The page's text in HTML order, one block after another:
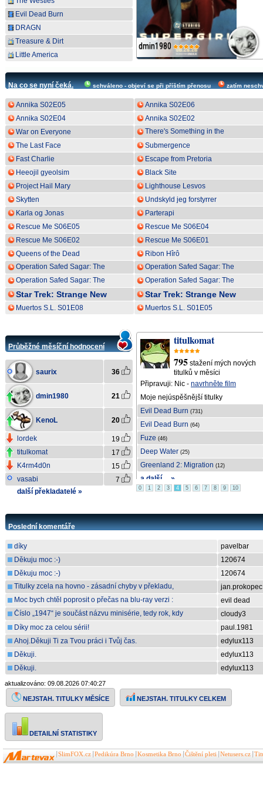
Evil Dead Burn
DRAGN
Treasure & Dirt
Little America
dmin1980 dmin1980
Na co se nyní čeká. schváleno - objeví se při příštím přenosu zatím
Annika S02E05
Annika S02E06
Annika S02E04
Annika S02E02
War on Everyone
There's Something in the
Barn
The Last Face
Submergence
Fast Charlie
Escape from Pretoria
Heeojil gyeolsim
Black Site
Project Hail Mary
Lighthouse Lesvos
Skytten
Undskyld jeg forstyrrer
Karla og Jonas
Parterapi
Rescue Me S06E05
Rescue Me S06E04
Rescue Me S06E02
Rescue Me S06E01
Queens of the Dead
Ribon Hîrô
Operation Safed Sagar: The
Highest Air Force Mission
S01E06
Operation Safed Sagar: The
Highest Air Force Mission
S01E05
Operation Safed Sagar: The
Highest Air Force Mission
S01E03
Operation Safed Sagar: The
Highest Air Force Mission
S01E02
Star Trek: Strange New
Worlds S04E03
Star Trek: Strange New
Worlds S04E03
Muertos S.L. S01E08 Muertos S.L. S01E05
Průběžné měsíční hodnocení
saurix 36
dmin1980 21
KenoL 20
lordek
19
titulkomat
17
K4rm4d0n
15
vasabi
7
další překladatelé »
saurix
809
titulků v měsíci
Připravuji:
Lucky Strike
Moje nejúspěšnější titulky
The Odyssey
Backrooms
The Odyssey
The Death of Robin Hood
The Dark S01E04
a další ... »
titulkomat
795 stažení mých nových
titulků v měsíci
Připravuji: Nic - navrhněte film
Moje nejúspěšnější titulky
Evil Dead Burn (731)
Evil Dead Burn (64)
Fuze (46)
Deep Water (25)
Greenland 2: Migration (12)
a další ... »
0 1 2 3 4 5 6 7 8 9 10
Poslední komentáře
díky
pavelbar
Děkuju moc :-)
120674
Děkuju moc :-)
120674
Titulky zcela na hovno - zásadní chyby v překladu,
slovakismy, špatná gramatika, formátování
jan.prokopec
Moc bych chtěl poprosit o přečas na blu-ray verzi :
Good.Boy.2025.1080P.BLURAY.X264-WATCHABLE
evil dead
Číslo „1947“ je součást názvu minisérie, tedy rok, kdy
se děj minisérie odehrává a nik
cloudy3
Díky moc za celou sérii!
paul.1981
Ahoj.Děkuji Ti za Tvou práci i Tvůj čas.
edylux113
Děkuji.
edylux113
Děkuji.
edylux113
aktualizováno: 09.08.2026 07:40:27
NEJSTAH. TITULKY MĚSÍCE NEJSTAH. TITULKY CELKEM
DETAILNÍ STATISTIKY
SlimFOX.cz Pedikúra Brno Kosmetika Brno Čištění pleti Netusers.cz